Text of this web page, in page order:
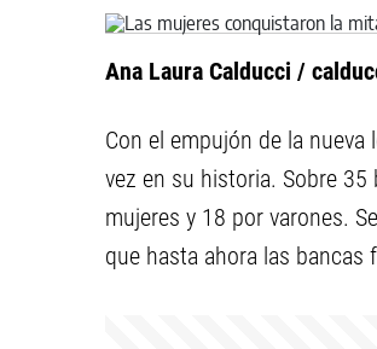
Ana Laura Calducci /
Con el empujón de la nueva
vez en su historia. Sobre
mujeres y 18 por varones.
que hasta ahora las bancas